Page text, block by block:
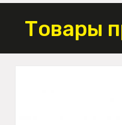
Товары